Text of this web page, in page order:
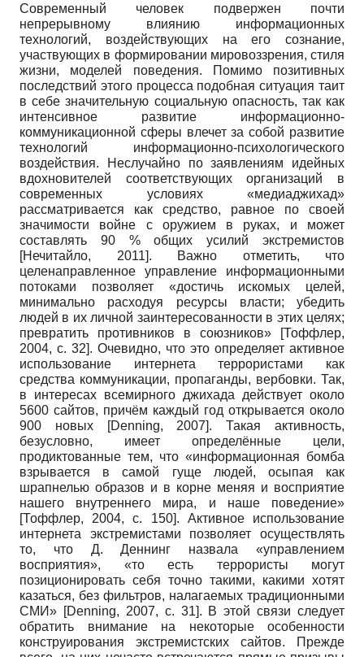
Современный человек подвержен почти
непрерывному влиянию информационных
технологий, воздействующих на его сознание,
участвующих в формировании мировоззрения, стиля
жизни, моделей поведения. Помимо позитивных
последствий этого процесса подобная ситуация таит
в себе значительную социальную опасность, так как
интенсивное развитие информационно­
коммуникационной сферы влечет за собой развитие
технологий информационно-психологического
воздействия. Неслучайно по заявлениям идейных
вдохновителей соответствующих организаций в
современных условиях «ме­диаджихад»
рассматривается как средство, равное по своей
значимости войне с оружием в руках, и может
составлять 90 % общих усилий экстремистов
[Нечитайло, 2011]. Важно отметить, что
целенаправленное управление информационными
потоками позволяет «достичь искомых целей,
минимально расходуя ресурсы власти; убедить
людей в их личной заинтересованности в этих целях;
превратить противников в союзников»
[Тоффлер,
2004, с. 32]. Очевидно, что это определяет активное
использование интернета террористами как
средства коммуникации, пропаганды, вербовки. Так,
в интересах всемирного джихада действует около
5600 сайтов, причём каждый год открывается около
900 новых
[Denning, 2007]. Такая активность,
безусловно, имеет определённые цели,
продиктованные тем, что «информационная бомба
взрывается в самой гуще людей, осыпая как
шрапнелью образов и в корне меняя и восприятие
нашего внутреннего мира, и наше поведение»
[Тоффлер, 2004, с. 150]. Активное использование
интернета экстремистами позволяет осуществлять
то, что Д. Деннинг назвала «управлением
восприятия», «то есть террористы могут
позиционировать себя точно такими, какими хотят
казаться, без фильтров, налагаемых традиционными
СМИ» [Denning, 2007, с. 31]. В этой связи следует
обратить внимание на некоторые особенности
конструирования экстремистских сайтов. Прежде